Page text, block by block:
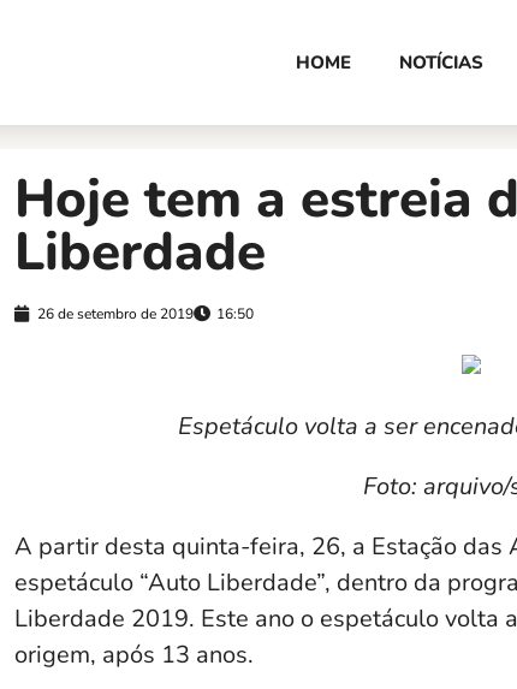
HOME NOTÍCIAS
Hoje tem a estreia
Liberdade
26 de setembro de 2019 16:50
Espetáculo volta a ser
Foto: arquivo/
A partir desta quinta-feira, 26, a Estação das
espetáculo “Auto Liberdade”, dentro da
Liberdade 2019. Este ano o espetáculo volta
origem, após 13 anos.